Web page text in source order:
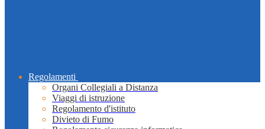
Regolamenti
Organi Collegiali a Distanza
Viaggi di istruzione
Regolamento d'istituto
Divieto di Fumo